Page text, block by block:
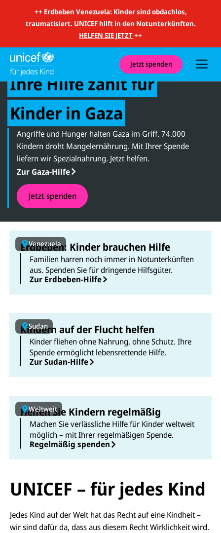
++ Erdbeben Venezuela: Kinder sind obdachlos,
traumatisiert. UNICEF hilft in den Notunterkünften.
HELFEN SIE JETZT++
Jetzt spenden
h
u
d
Palästina
:Ihre Hilfe zählt für
Kinder in Gaza
Angriffe und Hunger halten Gaza im Griff. 74.000
Kindern droht Mangelernährung. Mit Ihrer Spende
liefern wir Spezialnahrung. Jetzt helfen.
Zur Gaza-Hilfe
Jetzt spenden
Venezuela
Erdbeben: Kinder brauchen Hilfe
Familien harren noch immer in Notunterkünften
aus. Spenden Sie für dringende Hilfsgüter.
Zur Erdbeben-Hilfe
Sudan
Kindern auf der Flucht helfen
Kinder fliehen ohne Nahrung, ohne Schutz. Ihre
Spende ermöglicht lebensrettende Hilfe.
Zur Sudan-Hilfe
Weltweit
Helfen Sie Kindern regelmäßig
Machen Sie verlässliche Hilfe für Kinder weltweit
möglich – mit Ihrer regelmäßigen Spende.
Regelmäßig spenden
UNICEF – für jedes Kind
Jedes Kind auf der Welt hat das Recht auf eine Kindheit –
wir sind dafür da, dass aus diesem Recht Wirklichkeit wird.